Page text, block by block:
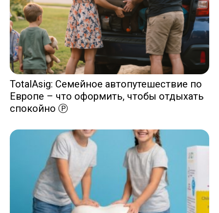
TotalAsig: Семейное автопутешествие по
Европе – что оформить, чтобы отдыхать
спокойно Ⓟ